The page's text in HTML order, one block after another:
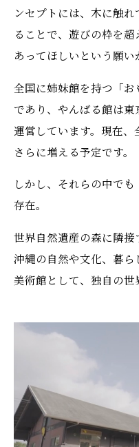
ンセプトには、木に触
ることで、遊びの枠を
あってほしいという願い
全国に姉妹館を持つ「
であり、やんばる館は
運営しています。現在
さらに増える予定です。
しかし、それらの中で
存在。
世界自然遺産の森に隣接
沖縄の自然や文化、暮
美術館として、独自の世